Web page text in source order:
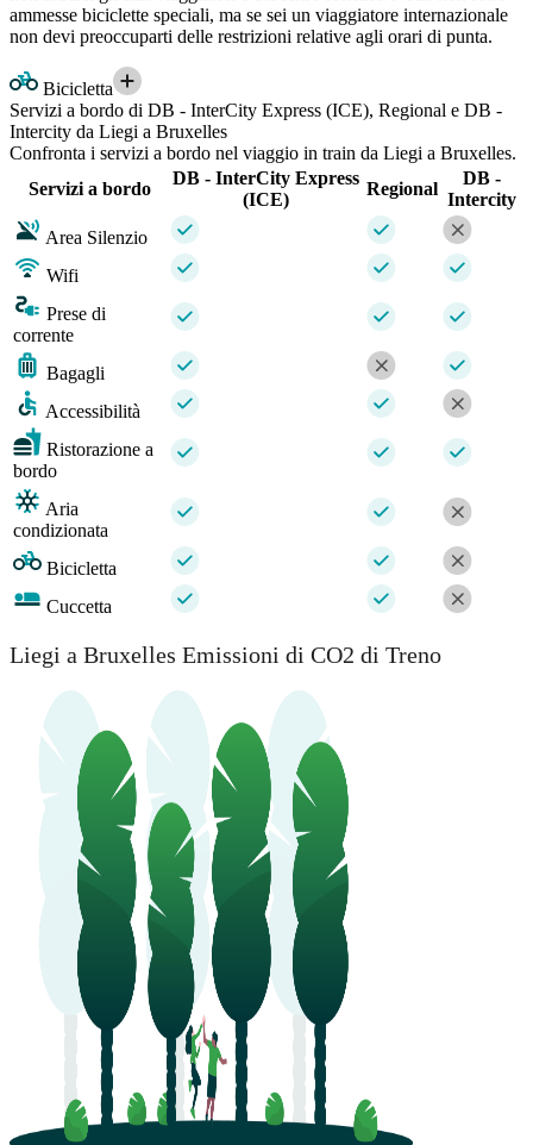
ammesse biciclette speciali, ma se sei un viaggiatore internazionale
non devi preoccuparti delle restrizioni relative agli orari di punta.
Bicicletta
Servizi a bordo di DB - InterCity Express (ICE), Regional e DB -
Intercity da Liegi a Bruxelles
Confronta i servizi a bordo nel viaggio in train da Liegi a Bruxelles.
Servizi a bordo
DB - InterCity Express
(ICE)
Regional
DB -
Intercity
Area Silenzio
Wifi
Prese di
corrente
Bagagli
Accessibilità
Ristorazione a
bordo
Aria
condizionata
Bicicletta
Cuccetta
Liegi a Bruxelles Emissioni di CO2 di Treno